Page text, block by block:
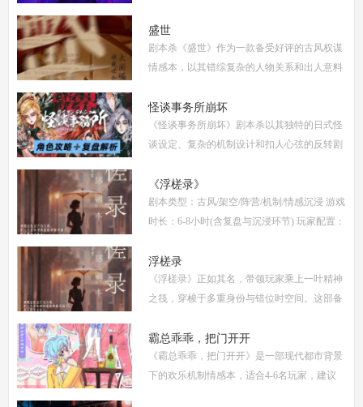
《撕裂2愚者的无冕之作》玩家点评关键词：
机制
盛世
剧本杀《盛世》作为一款备受好评的古风权谋
情感本，以其错综复杂的人物关系和出人意料
供全面的复盘解析，包括角色攻略、关键线索
解
怪谈事务所崩坏
《怪谈事务所崩坏》剧本杀以其独特的日式怪
谈设定、复杂的机制设计和扣人心弦的反转剧
复盘、体验测评、新本攻略、类型时间和玩家
点
《浮槎录》
剧本类型：古风/架空/阵营/机制/情感沉浸 游戏
时长：6-8小时(含复盘与沉浸环节) 玩家配置：
别选择以增强代入感) 适合玩家：适合喜爱深
度
浮槎录
《浮槎录》正如其名，带领玩家乘上一叶精神
之筏，穿梭于多重身份与错位时空间。这部备
精密的机制设计和深刻的人性探讨，在剧本杀
圈
霸总乖乖，把门开开
《霸总乖乖，把门开开》是一部现代都市背景
下的欢乐机制情感本，适合4-6名玩家，建议